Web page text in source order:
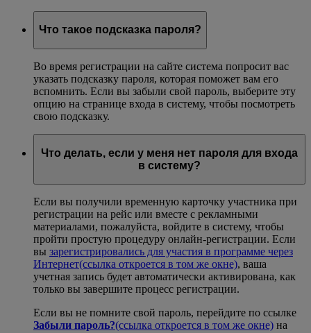
Что такое подсказка пароля?
Во время регистрации на сайте система попросит вас
указать подсказку пароля, которая поможет вам его
вспомнить. Если вы забыли свой пароль, выберите эту
опцию на странице входа в систему, чтобы посмотреть
свою подсказку.
Что делать, если у меня нет пароля для входа
в систему?
Если вы получили временную карточку участника при
регистрации на рейс или вместе с рекламными
материалами, пожалуйста, войдите в систему, чтобы
пройти простую процедуру онлайн-регистрации. Если
вы зарегистрировались для участия в программе через
Интернет(ссылка откроется в том же окне), ваша
учетная запись будет автоматически активирована, как
только вы завершите процесс регистрации.
Если вы не помните свой пароль, перейдите по ссылке
Забыли пароль?(ссылка откроется в том же окне) на